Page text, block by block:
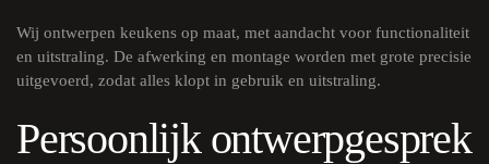
Wij ontwerpen keukens op maat, met aandacht voor functionaliteit
en uitstraling. De afwerking en montage worden met grote precisie
uitgevoerd, zodat alles klopt in gebruik en uitstraling.
Persoonlijk ontwerpgesprek